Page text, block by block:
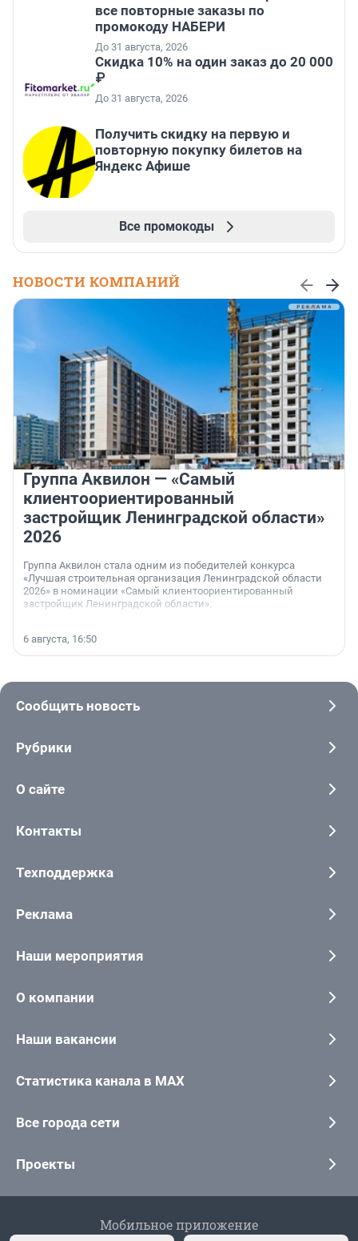
все повторные заказы по
промокоду НАБЕРИ
До 31 августа, 2026
Скидка 10% на один заказ до 20 000
₽
До 31 августа, 2026
Получить скидку на первую и
повторную покупку билетов на
Яндекс Афише
Все промокоды
НОВОСТИ КОМПАНИЙ
Группа Аквилон — «Самый
клиентоориентированный
застройщик Ленинградской области»
2026
Группа Аквилон стала одним из победителей конкурса
«Лучшая строительная организация Ленинградской области
2026» в номинации «Самый клиентоориентированный
застройщик Ленинградской области».
6 августа, 16:50
Сообщить новость
Рубрики
О сайте
Контакты
Техподдержка
Реклама
Наши мероприятия
О компании
Наши вакансии
Статистика канала в MAX
Все города сети
Проекты
Мобильное приложение